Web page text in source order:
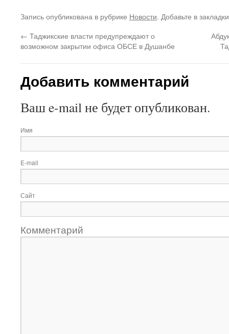
Запись опубликована в рубрике Новости. Добавьте в
← Таджикские власти предупреждают о
возможном закрытии офиса ОБСЕ в Душанбе
Добавить комментарий
Ваш e-mail не будет опубликован.
Имя
E-mail
Сайт
Комментарий